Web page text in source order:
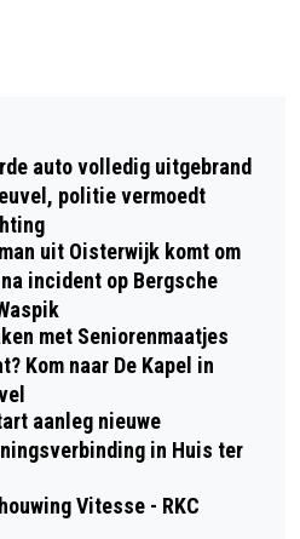
RIJDT
RIJBEWIJS
WONING
KAATSHEUVEL NA
auto volledig uitgebrand
politie vermoedt
uit Oisterwijk komt om
incident op Bergsche
met Seniorenmaatjes
Kom naar De Kapel in
aanleg nieuwe
in Huis ter
Vitesse - RKC